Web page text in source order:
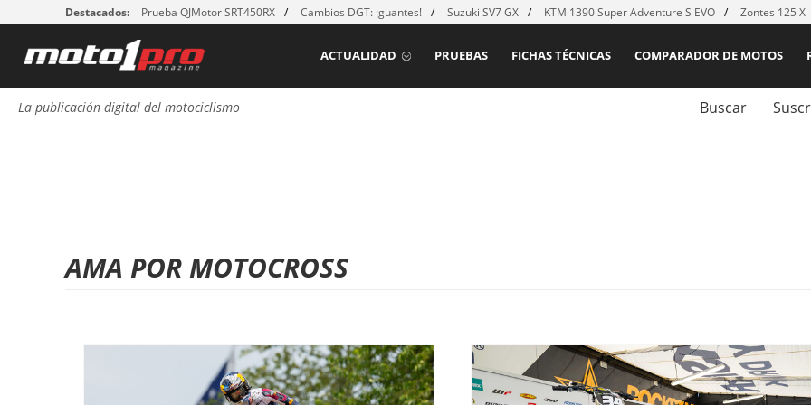
Destacados: Prueba QJMotor SRT450RX Cambios DGT: ¡guantes! Suzuki SV7 GX KTM 1390 Super Adventure S EVO Zontes 125 X
COMPARADOR DE MOTOS
FICHAS TÉCNICAS
PRUEBAS
ACTUALIDAD
La publicación digital del motociclismo Buscar
AMA POR MOTOCROSS